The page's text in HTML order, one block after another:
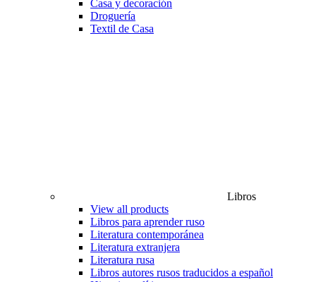
Casa y decoración
Droguería
Textil de Casa
Libros
View all products
Libros para aprender ruso
Literatura contemporánea
Literatura extranjera
Literatura rusa
Libros autores rusos traducidos a español